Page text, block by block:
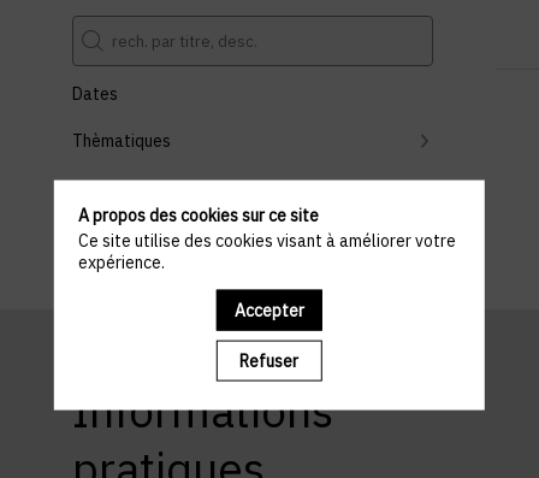
Dates
Thèmatiques
Effacer tous les filtres
Informations
A propos des cookies sur ce site
Ce site utilise des cookies visant à améliorer votre
expérience.
Accepter
Refuser